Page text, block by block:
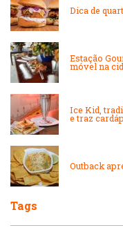
Dica de
Estação
móvel na
Ice Kid,
e traz
Outback
Tags